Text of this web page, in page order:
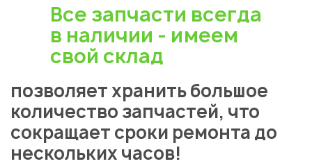
Все запчасти всегда
в наличии - имеем
свой склад
позволяет хранить большое
количество запчастей, что
сокращает сроки ремонта до
нескольких часов!